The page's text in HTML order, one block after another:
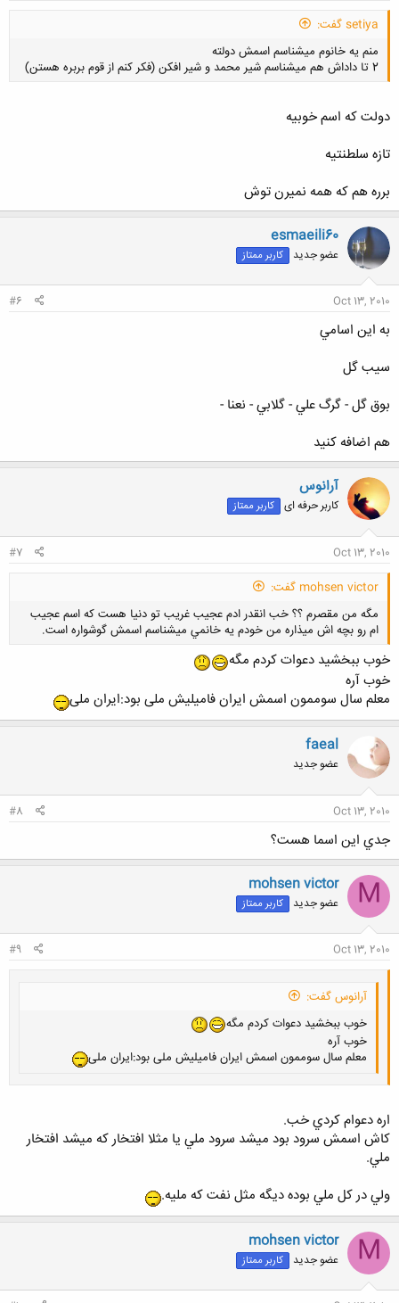
setiya گفت:
منم يه خانوم ميشناسم اسمش دولته
2 تا داداش هم ميشناسم شير محمد و شير افكن (فكر كنم از قوم بربره هستن)
دولت كه اسم خوبيه
تازه سلطنتيه
برره هم كه همه نميرن توش
esmaeili60
عضو جدید کاربر ممتاز
Oct 13, 2010
#6
به اين اسامي
سيب گل
بوق گل - گرگ علي - گلابي - نعنا -
هم اضافه كنيد
آرانوس
کاربر حرفه ای کاربر ممتاز
Oct 13, 2010
#7
mohsen victor گفت:
مگه من مقصرم ؟؟ خب انقدر ادم عجيب غريب تو دنيا هست كه اسم عجيب
ام رو بچه اش ميذاره من خودم يه خانمي ميشناسم اسمش گوشواره است.
خوب ببخشید دعوات کردم مگه
خوب آره
معلم سال سوممون اسمش ایران فامیلیش ملی بود:ایران ملی
faeal
عضو جدید
Oct 13, 2010
#8
جدي اين اسما هست؟
M
mohsen victor
عضو جدید کاربر ممتاز
Oct 13, 2010
#9
آرانوس گفت:
خوب ببخشید دعوات کردم مگه
خوب آره
معلم سال سوممون اسمش ایران فامیلیش ملی بود:ایران ملی
اره دعوام كردي خب.
كاش اسمش سرود بود ميشد سرود ملي يا مثلا افتخار كه ميشد افتخار
ملي.
ولي در كل ملي بوده ديگه مثل نفت كه مليه.
M
mohsen victor
عضو جدید کاربر ممتاز